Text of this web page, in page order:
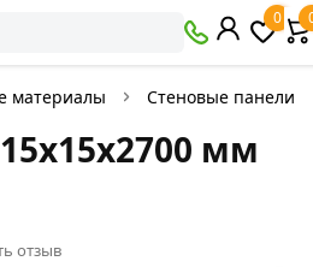
0
материалы Стеновые панели
мм
отзыв